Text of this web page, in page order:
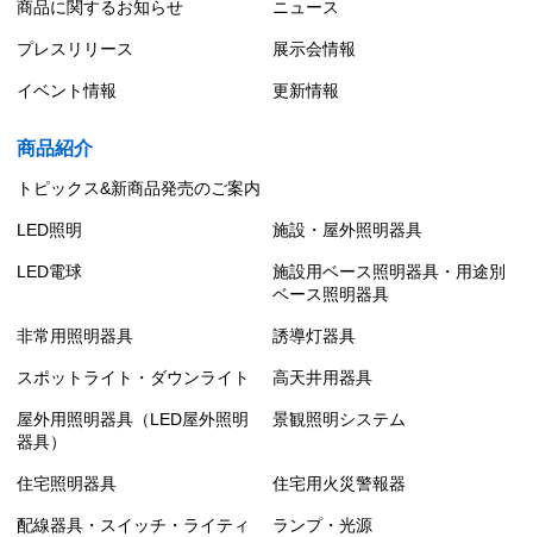
商品に関するお知らせ ニュース
プレスリリース 展示会情報
イベント情報 更新情報
商品紹介
トピックス&新商品発売のご案内
LED照明 施設・屋外照明器具
LED電球
施設用ベース照明器具・用途別
ベース照明器具
非常用照明器具 誘導灯器具
スポットライト・ダウンライト 高天井用器具
屋外用照明器具（LED屋外照明
器具）
景観照明システム
住宅照明器具 住宅用火災警報器
配線器具・スイッチ・ライティ
ランプ・光源